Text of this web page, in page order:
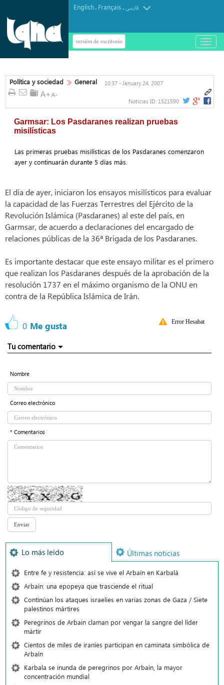
English. Français.فارسی
versión de escritorio
باز
و
Política y sociedad General 10:37 - January 24, 2007
Noticias ID: 1521590
Garmsar: Los Pasdaranes realizan pruebas
misilísticas
Las primeras pruebas misilísticas de los Pasdaranes comenzaron
ayer y continuarán durante 5 días más.
El día de ayer, iniciaron los ensayos misilísticos para evaluar
la capacidad de las Fuerzas Terrestres del Ejército de la
Revolución Islámica (Pasdaranes) al este del país, en
Garmsar, de acuerdo a declaraciones del encargado de
relaciones públicas de la 36ª Brigada de los Pasdaranes.
Es importante destacar que este ensayo militar es el primero
que realizan los Pasdaranes después de la aprobación de la
resolución 1737 en el máximo organismo de la ONU en
contra de la República Islámica de Irán.
0 Me gusta Error Hesabat
Tu comentario
Nombre
Correo electrónico
* Comentarios
Lo más leído Últimas noticias
Entre fe y resistencia: así se vive el Arbaín en Karbalá
Arbaín: una epopeya que trasciende el ritual
Continúan los ataques israelíes en varias zonas de Gaza / Siete
palestinos mártires
Peregrinos de Arbain claman por vengar la sangre del líder
mártir
Cientos de miles de iraníes participan en caminata simbólica de
Arbaín
Karbala se inunda de peregrinos por Arbaín, la mayor
concentración mundial